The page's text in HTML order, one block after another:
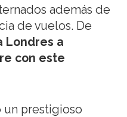
además de
de vuelos. De
Londres a
con este
un prestigioso